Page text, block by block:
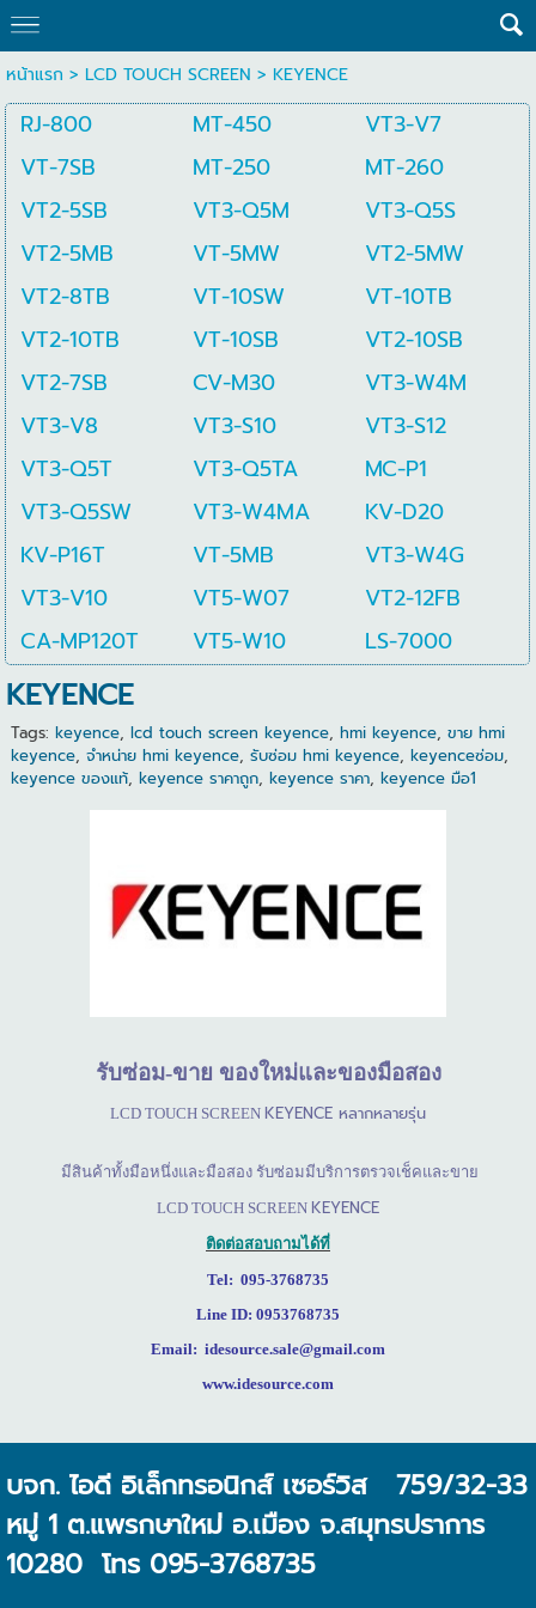
หน้าแรก > LCD TOUCH SCREEN > KEYENCE
RJ-800 MT-450
VT3-V7
VT-7SB
MT-250
MT-260
VT2-5SB
VT3-Q5M
VT3-Q5S
VT2-5MB
VT-5MW
VT2-5MW
VT2-8TB
VT-10SW
VT-10TB
VT2-10TB
VT-10SB
VT2-10SB
VT2-7SB
CV-M30
VT3-W4M
VT3-V8
VT3-S10
VT3-S12
VT3-Q5T
VT3-Q5TA
MC-P1
VT3-Q5SW
VT3-W4MA
KV-D20
KV-P16T
VT-5MB
VT3-W4G
VT3-V10
VT5-W07
VT2-12FB
CA-MP120T
VT5-W10 LS-7000
KEYENCE
Tags: keyence, lcd touch screen keyence, hmi keyence, ขาย hmi
keyence, จำหน่าย hmi keyence, รับซ่อม hmi keyence, keyenceซ่อม,
keyence ของแท้, keyence ราคาถูก, keyence ราคา, keyence มือ1
รับซ่อม-ขาย ของใหม่และของมือสอง
LCD TOUCH SCREEN KEYENCE หลากหลายรุ่น
มีสินค้าทั้งมือหนึ่งและมือสอง รับซ่อมมีบริการตรวจเช็คและขาย
LCD TOUCH SCREEN KEYENCE
ติดต่อสอบถามได้ที่
Tel: 095-3768735
Line ID: 0953768735
Email: idesource.sale@gmail.com
www.idesource.com
บจก. ไอดี อิเล็กทรอนิกส์ เซอร์วิส 759/32-33
หมู่ 1 ต.แพรกษาใหม่ อ.เมือง จ.สมุทรปราการ
10280 โทร 095-3768735